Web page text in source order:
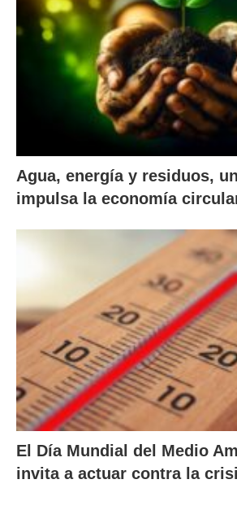
Agua, energía y residuos,
impulsa la economía
El Día Mundial del Medio
invita a actuar contra la